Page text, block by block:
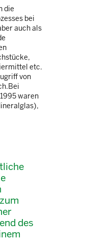
die
bei
auch als
etc.
von
waren
des